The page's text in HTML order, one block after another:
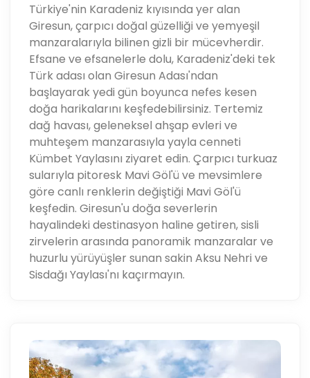
Türkiye'nin Karadeniz kıyısında yer alan
Giresun, çarpıcı doğal güzelliği ve yemyeşil
manzaralarıyla bilinen gizli bir mücevherdir.
Efsane ve efsanelerle dolu, Karadeniz'deki tek
Türk adası olan Giresun Adası'ndan
başlayarak yedi gün boyunca nefes kesen
doğa harikalarını keşfedebilirsiniz. Tertemiz
dağ havası, geleneksel ahşap evleri ve
muhteşem manzarasıyla yayla cenneti
Kümbet Yaylasını ziyaret edin. Çarpıcı turkuaz
sularıyla pitoresk Mavi Göl'ü ve mevsimlere
göre canlı renklerin değiştiği Mavi Göl'ü
keşfedin. Giresun'u doğa severlerin
hayalindeki destinasyon haline getiren, sisli
zirvelerin arasında panoramik manzaralar ve
huzurlu yürüyüşler sunan sakin Aksu Nehri ve
Sisdağı Yaylası'nı kaçırmayın.